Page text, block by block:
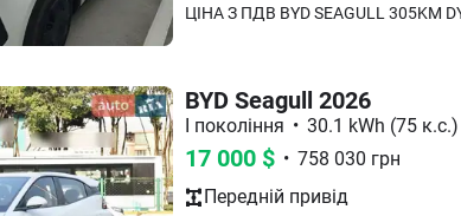
BYD Seagull 2026
I покоління • 30.1 kWh (75 к.с.)
17 000 $ • 758 030 грн
Передній привід